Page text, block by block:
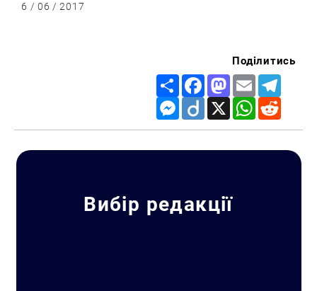
6 / 06 / 2017
Поділитись
Share FacebookMastodon
Email
Messenger
Diigo X WhatsApp
Вибір редакції